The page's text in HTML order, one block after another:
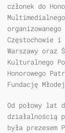
członek do
Częstochowie
Warszawy oraz
Kulturalnego
Honorowego
Fundację
Od połowy lat
działalnością
była prezesem